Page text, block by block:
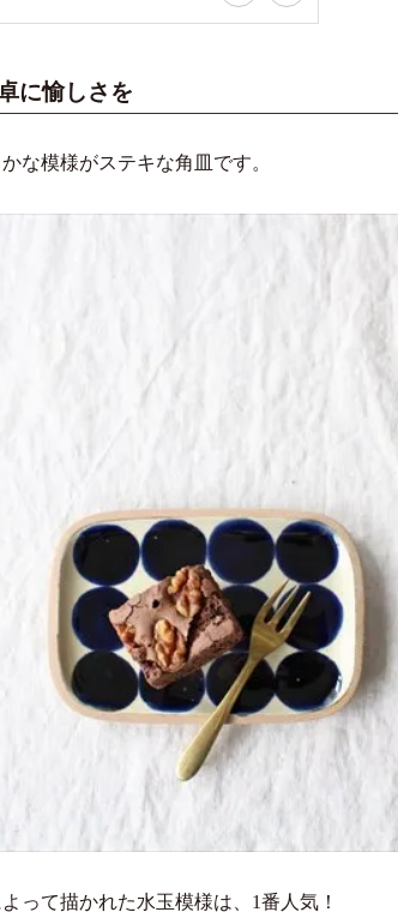
に愉しさを
な模様がステキな角皿です。
って描かれた水玉模様は、1番人気！